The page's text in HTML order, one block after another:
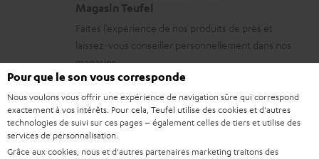
b
e
s
e
a
t
i
v
e
o
n
s
r
e
l
a
s
c
o
n
t
a
c
Magasin Teufel
Faites l’expérience de nos produits de près et
laissez-vous conseiller personnellement dans nos
magasins.
Vue d’ensemble
1Valable jusqu’au 15.08.2026 à 23 heures 59 minutes.Le bon est également
Pour que le son vous corresponde
Nous voulons vous offrir une expérience de navigation sûre qui correspond
exactement à vos intérêts. Pour cela, Teufel utilise des cookies et d'autres
technologies de suivi sur ces pages – également celles de tiers et utilise des
services de personnalisation.
Grâce aux cookies, nous et d'autres partenaires marketing traitons des